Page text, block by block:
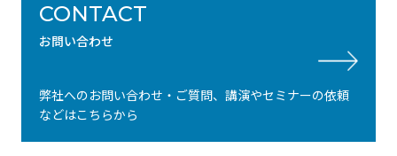
CONTACT
お問い合わせ
弊社へのお問い合わせ・ご質問、講演やセミナーの依頼
などはこちらから